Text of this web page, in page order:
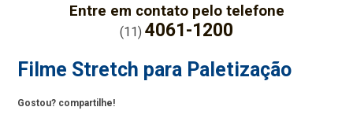
Entre em contato pelo telefone
(11) 4061-1200
Filme Stretch para Paletização
Gostou? compartilhe!